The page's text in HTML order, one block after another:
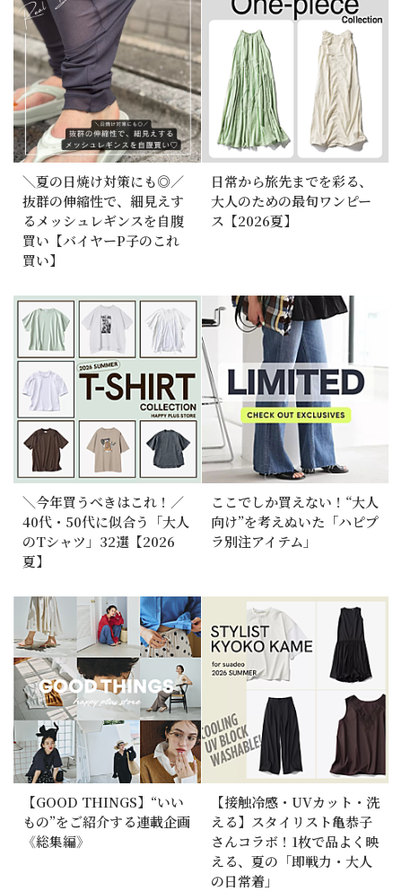
＼夏の日焼け対策にも◎／
抜群の伸縮性で、細見えす
るメッシュレギンスを自腹
買い【バイヤーP子のこれ
買い】
日常から旅先までを彩る、
大人のための最旬ワンピー
ス【2026夏】
＼今年買うべきはこれ！／
40代・50代に似合う「大人
のTシャツ」32選【2026
夏】
ここでしか買えない！“大人
向け”を考えぬいた「ハピプ
ラ別注アイテム」
【GOOD THINGS】“いい
もの”をご紹介する連載企画
《総集編》
【接触冷感・UVカット・洗
える】スタイリスト亀恭子
さんコラボ！1枚で品よく映
える、夏の「即戦力・大人
の日常着」